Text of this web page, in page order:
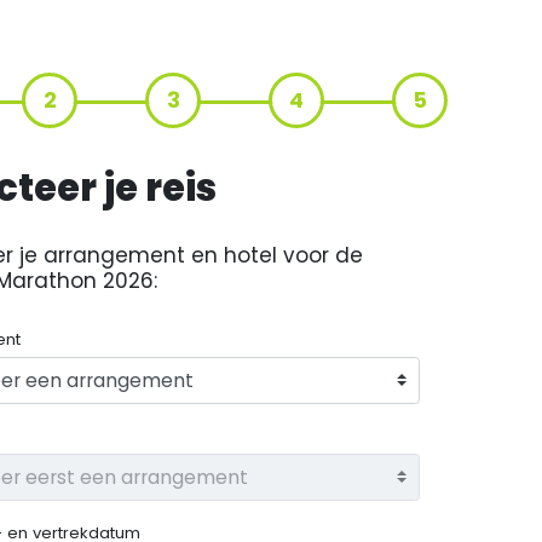
2 3 4 5
je reis
je arrangement en hotel voor de
2026:
en vertrekdatum